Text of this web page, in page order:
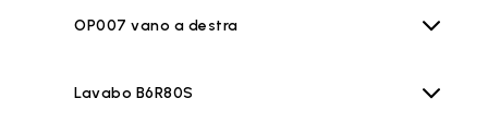
OP007 vano a destra
Lavabo B6R80S